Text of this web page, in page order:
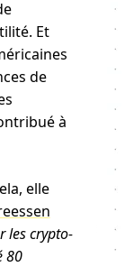
Et
de
à
elle
les crypto-
80